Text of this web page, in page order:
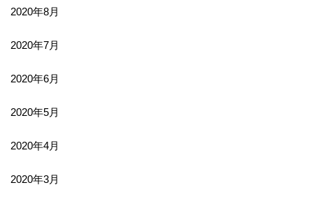
2020年8月
2020年7月
2020年6月
2020年5月
2020年4月
2020年3月